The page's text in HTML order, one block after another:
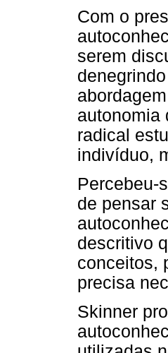
Com o
serem
autonomia
radical
indivíduo,
Percebeu-
de pensar
descritivo
conceitos,
precisa
Skinner